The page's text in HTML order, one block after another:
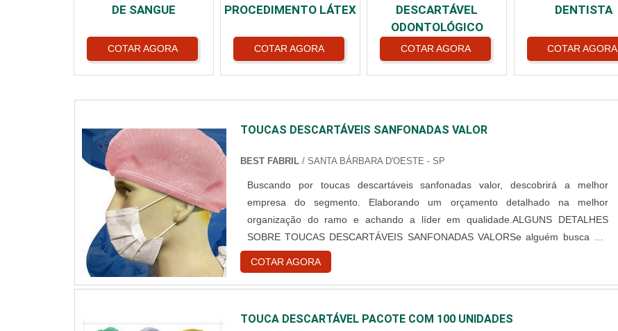
DE SANGUE
COTAR AGORA
PROCEDIMENTO LÁTEX
COTAR AGORA
DESCARTÁVEL
ODONTOLÓGICO
COTAR AGORA
DENTISTA
COTAR AGORA
TOUCAS DESCARTÁVEIS SANFONADAS VALOR
BEST FABRIL / SANTA BÁRBARA D'OESTE - SP
Buscando por toucas descartáveis sanfonadas valor, descobrirá a melhor
empresa do segmento. Elaborando um orçamento detalhado na melhor
organização do ramo e achando a líder em qualidade.ALGUNS DETALHES
SOBRE TOUCAS DESCARTÁVEIS SANFONADAS VALORSe alguém busca por
toucas descartáveis sanfonadas valor em uma empresa responsável, consegue
encontrar o site da Best Fabril. Com grande know-how focado em capote
hospitalar descartável e campo ...
COTAR AGORA
TOUCA DESCARTÁVEL PACOTE COM 100 UNIDADES